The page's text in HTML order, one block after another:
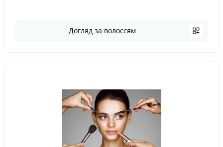
Догляд за волоссям